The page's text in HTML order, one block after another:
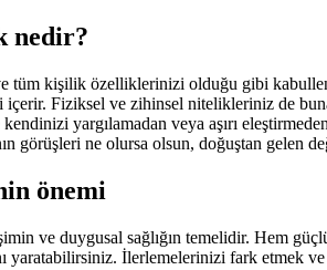
nedir?
tüm kişilik özelliklerinizi olduğu gibi
içerir. Fiziksel ve zihinsel nitelikleriniz de
yargılamadan veya aşırı
görüşleri ne olursa olsun, doğuştan gelen
önemi
ve duygusal sağlığın temelidir. Hem
yaratabilirsiniz. İlerlemelerinizi fark etmek